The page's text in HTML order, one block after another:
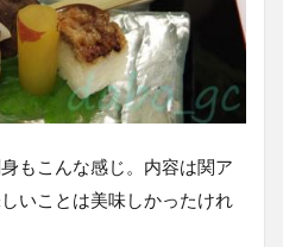
もこんな感じ。内容は関ア
いことは美味しかったけれ